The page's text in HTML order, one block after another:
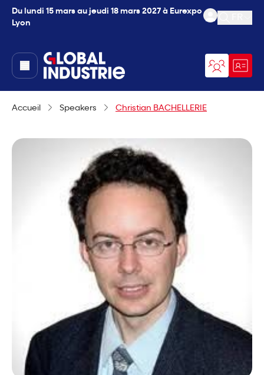
Du lundi 15 mars au jeudi 18 mars 2027 à Eurexpo
Lyon
Ouvrir
page.home
Accueil Speakers Christian BACHELLERIE